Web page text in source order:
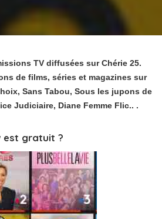
TV diffusées sur Chérie 25.
de films, séries et magazines sur
Sans Tabou, Sous les jupons de
Judiciaire, Diane Femme Flic.. .
est gratuit ?